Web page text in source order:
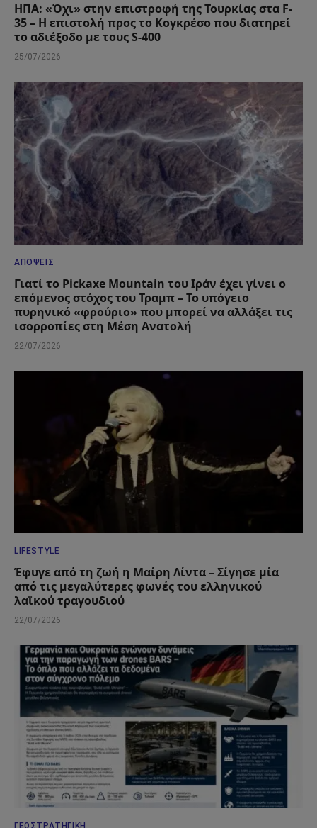
ΗΠΑ: «Όχι» στην επιστροφή της Τουρκίας στα F-
35 – Η επιστολή προς το Κογκρέσο που διατηρεί
το αδιέξοδο με τους S-400
25/07/2026
ΑΠΌΨΕΙΣ
Γιατί το Pickaxe Mountain του Ιράν έχει γίνει ο
επόμενος στόχος του Τραμπ – Το υπόγειο
πυρηνικό «φρούριο» που μπορεί να αλλάξει τις
ισορροπίες στη Μέση Ανατολή
22/07/2026
LIFESTYLE
Έφυγε από τη ζωή η Μαίρη Λίντα – Σίγησε μία
από τις μεγαλύτερες φωνές του ελληνικού
λαϊκού τραγουδιού
22/07/2026
ΓΕΩΣΤΡΑΤΗΓΙΚΉ